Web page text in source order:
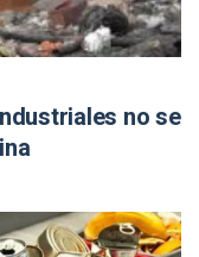
no se